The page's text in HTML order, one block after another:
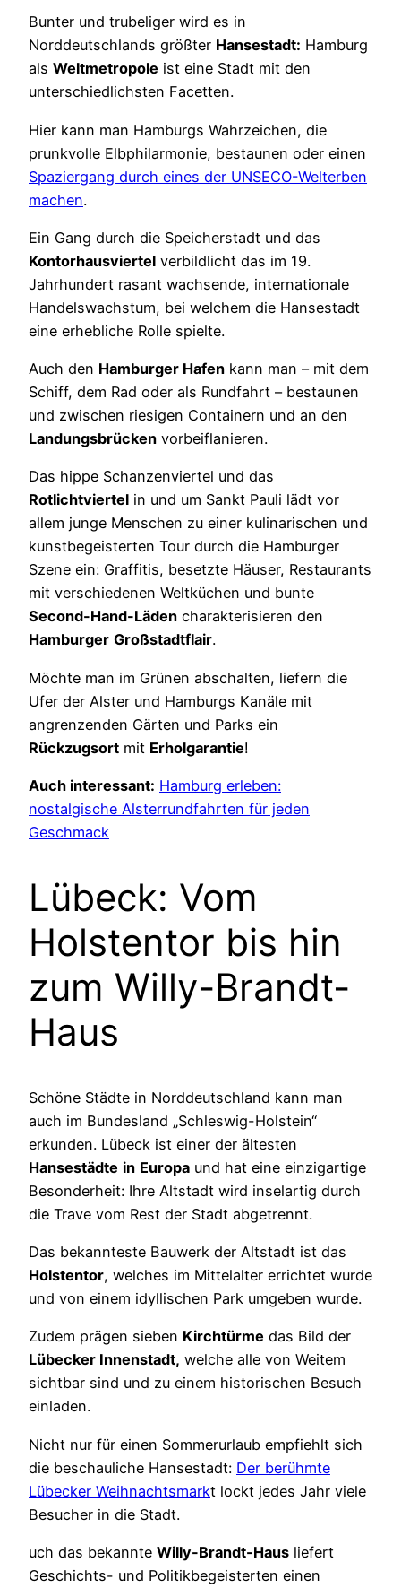
Bunter und trubeliger wird es in
Norddeutschlands größter Hansestadt: Hamburg
als Weltmetropole ist eine Stadt mit den
unterschiedlichsten Facetten.
Hier kann man Hamburgs Wahrzeichen, die
prunkvolle Elbphilarmonie, bestaunen oder einen
Spaziergang durch eines der UNSECO-Welterben
machen.
Ein Gang durch die Speicherstadt und das
Kontorhausviertel verbildlicht das im 19.
Jahrhundert rasant wachsende, internationale
Handelswachstum, bei welchem die Hansestadt
eine erhebliche Rolle spielte.
Auch den Hamburger Hafen kann man – mit dem
Schiff, dem Rad oder als Rundfahrt – bestaunen
und zwischen riesigen Containern und an den
Landungsbrücken vorbeiflanieren.
Das hippe Schanzenviertel und das
Rotlichtviertel in und um Sankt Pauli lädt vor
allem junge Menschen zu einer kulinarischen und
kunstbegeisterten Tour durch die Hamburger
Szene ein: Graffitis, besetzte Häuser, Restaurants
mit verschiedenen Weltküchen und bunte
Second-Hand-Läden charakterisieren den
Hamburger Großstadtflair.
Möchte man im Grünen abschalten, liefern die
Ufer der Alster und Hamburgs Kanäle mit
angrenzenden Gärten und Parks ein
Rückzugsort mit Erholgarantie!
Auch interessant: Hamburg erleben:
nostalgische Alsterrundfahrten für jeden
Geschmack
Lübeck: Vom
Holstentor bis hin
zum Willy-Brandt-
Haus
Schöne Städte in Norddeutschland kann man
auch im Bundesland „Schleswig-Holstein“
erkunden. Lübeck ist einer der ältesten
Hansestädte in Europa und hat eine einzigartige
Besonderheit: Ihre Altstadt wird inselartig durch
die Trave vom Rest der Stadt abgetrennt.
Das bekannteste Bauwerk der Altstadt ist das
Holstentor, welches im Mittelalter errichtet wurde
und von einem idyllischen Park umgeben wurde.
Zudem prägen sieben Kirchtürme das Bild der
Lübecker Innenstadt, welche alle von Weitem
sichtbar sind und zu einem historischen Besuch
einladen.
Nicht nur für einen Sommerurlaub empfiehlt sich
die beschauliche Hansestadt: Der berühmte
Lübecker Weihnachtsmarkt lockt jedes Jahr viele
Besucher in die Stadt.
uch das bekannte Willy-Brandt-Haus liefert
Geschichts- und Politikbegeisterten einen